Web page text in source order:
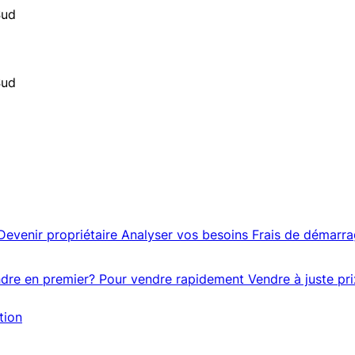
propriétaire Analyser vos besoins Frais de
en premier? Pour vendre rapidement Vendre à juste